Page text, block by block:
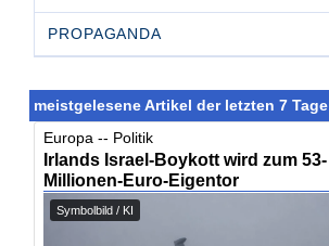
PROPAGANDA
meistgelesene Artikel der letzten 7 Tage
Europa -- Politik
Irlands Israel-Boykott wird zum 53-
Millionen-Euro-Eigentor
Symbolbild / KI